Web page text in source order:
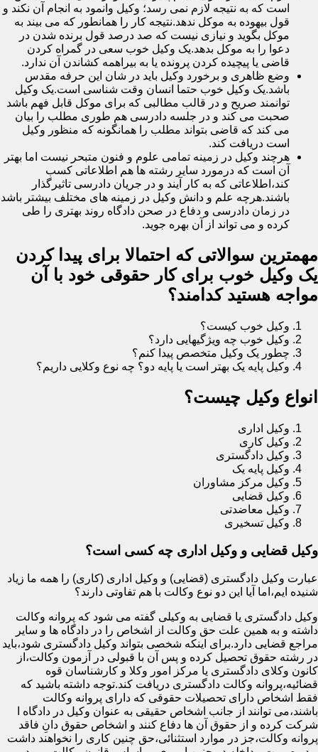
است که به نتیجه لازم نمی رسد؛ وکیل وانمود به انجام آن نکند و
قول بیهوده به موکل ندهد.نتیجه کار را همانطور که می بیند به
موکل بگوید و نیازی نیست که صد درصد قول برنده شدن در
دعوا را به موکل بدهد.یک وکیل خوب سعی در گمراه کردن
قاضی یا پیچیده کردن پرونده یا به بیراهمه کشاندن آن ندارد.
وضع ظاهری و برخورد وکیل باید در شان این حرفه مقدس
باشد.یک وکیل خوب حتما انسان وقت شناسی است.یک وکیل
توانمند صریح و در قالب مطالبی که برای موکل قابل فهم باشد
صحبت می کند و در جلسه دادرسی هم طوری مطلب را بیان
می کند که قاضی بتواند مطلب را همانگونه که منظور وکیل
است دریافت کند.
هرچند وکیل در زمینه تمامی علوم و فنون متبحر نیست اما بهتر
آن است که درمورد سایر رشته ها هم اطلاعاتی کسب
کند،اطلاعاتی که به کار آیند و در جریان دادرسی تاثیرگذار
باشند.هرچه علم و دانش وکیل در زمینه های مختلف بیشتر باشد
در زمان دادرسی و دفاع در صحن دادگاه روند بهتری را طی
کرده و می تواند از آن بهره جوید.
مهمترین سوالاتی که احتمالا برای پیدا کردن
یک وکیل خوب برای کار حقوقی خود با آن
مواجه هستید کدامند؟
وکیل خوب کیست؟
وکیل خوب چه ویژگیهایی دارد؟
چطور یک وکیل متخصص پیدا کنم؟
وکیل پایه یک بهتر است یا پایه دو؟ چه نوع وکلایی داریم؟
انواع وکیل چیست؟
وکیل اداری
وکیل کاری
وکیل دادگستری
وکیل پایه یک
وکیل مرکز مشاوران
وکیل قضایی
وکیل معاضدتی
وکیل تسخیری
وکیل قضایی و وکیل اداری چه کسی است؟
عبارت وکیل دادگستری (قضایی) و وکیل اداری (کاری) را همه ما زیاد
شنیده ایم،اما آیا این دو نوع وکالت با هم تفاوتی دارند؟
وکیل دادگستری یا قضایی به وکیلی گفته می شود که پروانه وکالت
داشته و به همین علت حق وکالت از اشخاص را در دادگاه ها و سایر
مراجع قضایی دارد.برای اینکه شخصی بتواند وکیل دادگستری شود،باید
در رشته حقوق تحصیل کرده و پس آن با قبولی در آزمون وکالت،از
کانون وکلای دادگستری یا مرکز امور وکلا و کارشناسان قوه
قضائیه،پروانه وکالت دادگستری دریافت کند.توجه داشته باشید که
فقط اشخاص دارای تحصیلات حقوقی که دارای پروانه وکالت
باشند،می توانند از جانب اشخاص حقیقی به عنوان وکیل در دادگاه ا
شرکت کرده و از حقوق آن ها دفاع کنند و اشخاص حقوق دانِ فاقد
پروانه وکالت،جز در موارد استثنائی،حق چنین کاری را نخواهند داشت